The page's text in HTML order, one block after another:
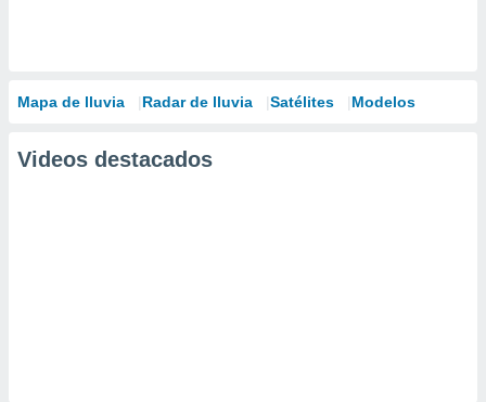
Mapa de lluvia Radar de lluvia Satélites Modelos
Videos destacados